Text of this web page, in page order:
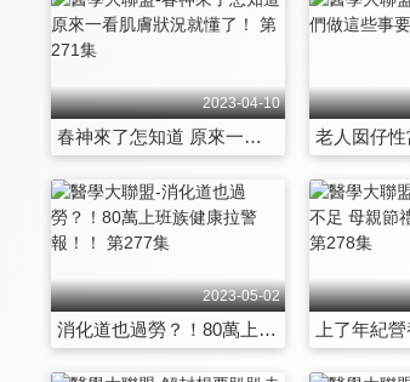
2023-04-10
春神來了怎知道 原來一看肌膚狀況就懂了！ 第271集
2023-05-02
消化道也過勞？！80萬上班族健康拉警報！！ 第277集